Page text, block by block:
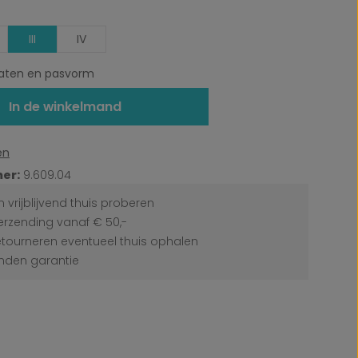
III IV
en pasvorm
In de winkelmand
9.609.04
vrijblijvend thuis proberen
vanaf € 50,-
eventueel thuis ophalen
garantie